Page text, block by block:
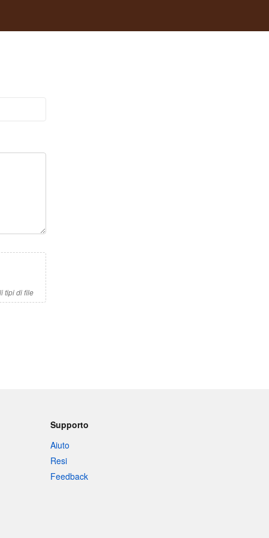
tipi di file
Supporto
Aiuto
Resi
Feedback